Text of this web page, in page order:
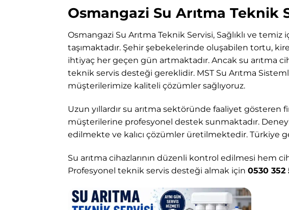
Osmangazi Su Arıtma Teknik
Osmangazi Su Arıtma Teknik Servisi, Sağlıklı ve
taşımaktadır. Şehir şebekelerinde oluşabilen tortu,
ihtiyaç her geçen gün artmaktadır. Ancak su arıtma
teknik servis desteği gereklidir. MST Su Arıtma
müşterilerimize kaliteli çözümler sağlıyoruz.
Uzun yıllardır su arıtma sektöründe faaliyet
müşterilerine profesyonel destek sunmaktadır.
edilmekte ve kalıcı çözümler üretilmektedir. Türkiye
Su arıtma cihazlarının düzenli kontrol edilmesi hem
Profesyonel teknik servis desteği almak için 0530 352